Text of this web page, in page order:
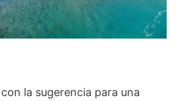
la sugerencia para una